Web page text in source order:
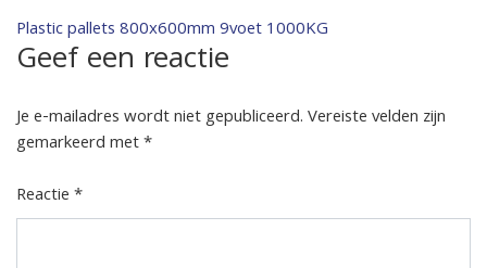
Bericht
navigatie
Plastic pallets 800x600mm 9voet 1000KG
Geef een reactie
Je e-mailadres wordt niet gepubliceerd.Vereiste velden zijn
gemarkeerd met*
Reactie*